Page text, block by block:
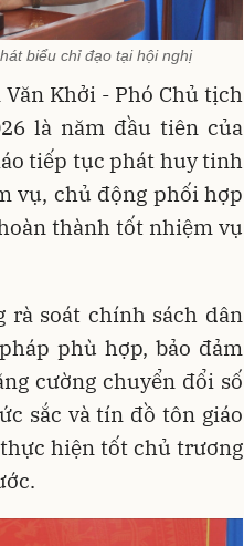
biểu chỉ đạo tại hội nghị
Khởi - Phó Chủ tịch
là năm đầu tiên của
tiếp tục phát huy tinh
vụ, chủ động phối hợp
thành tốt nhiệm vụ
rà soát chính sách dân
phù hợp, bảo đảm
cường chuyển đổi số
sắc và tín đồ tôn giáo
hiện tốt chủ trương